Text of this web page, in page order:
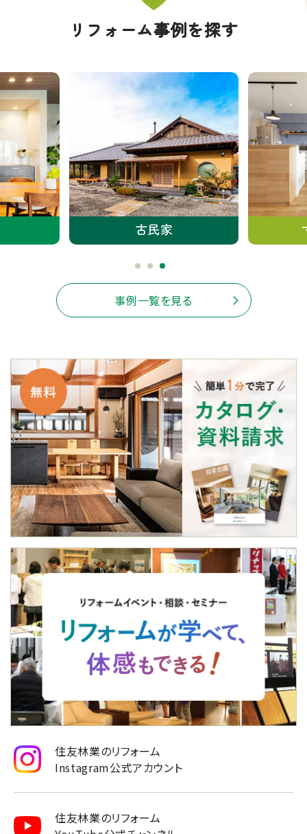
リフォーム事例を探す
古民家
事例一覧を見る
住友林業のリフォーム
住友林業のリフォーム
Instagram公式アカウント